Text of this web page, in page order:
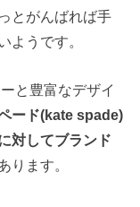
とがんばれば手
ようです。
と豊富なデザイ
ード(kate spade)
対してブランド
ります。